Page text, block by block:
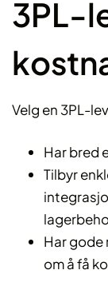
3PL-
Velg en 3PL-
Har bred
Tilbyr
Har gode
om å få